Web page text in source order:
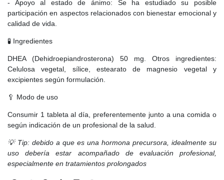
- Apoyo al estado de ánimo: Se ha estudiado su posible
participación en aspectos relacionados con bienestar emocional y
calidad de vida.
🧪 Ingredientes
DHEA (Dehidroepiandrosterona) 50 mg. Otros ingredientes:
Celulosa vegetal, sílice, estearato de magnesio vegetal y
excipientes según formulación.
🥄 Modo de uso
Consumir 1 tableta al día, preferentemente junto a una comida o
según indicación de un profesional de la salud.
💡 Tip: debido a que es una hormona precursora, idealmente su
uso debería estar acompañado de evaluación profesional,
especialmente en tratamientos prolongados